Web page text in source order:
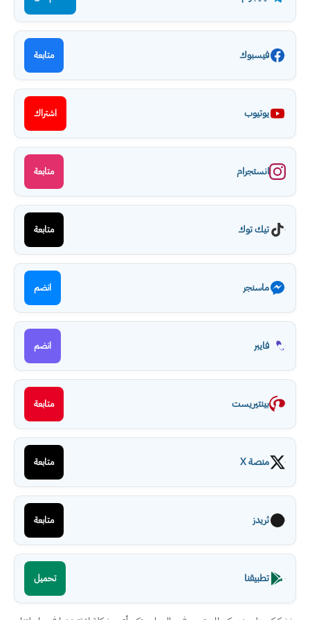
فيسبوك متابعة
يوتيوب اشتراك
انستجرام متابعة
تيك توك متابعة
ماسنجر انضم
فايبر انضم
بينتيريست متابعة
منصة X متابعة
ثريدز متابعة
تطبيقنا تحميل